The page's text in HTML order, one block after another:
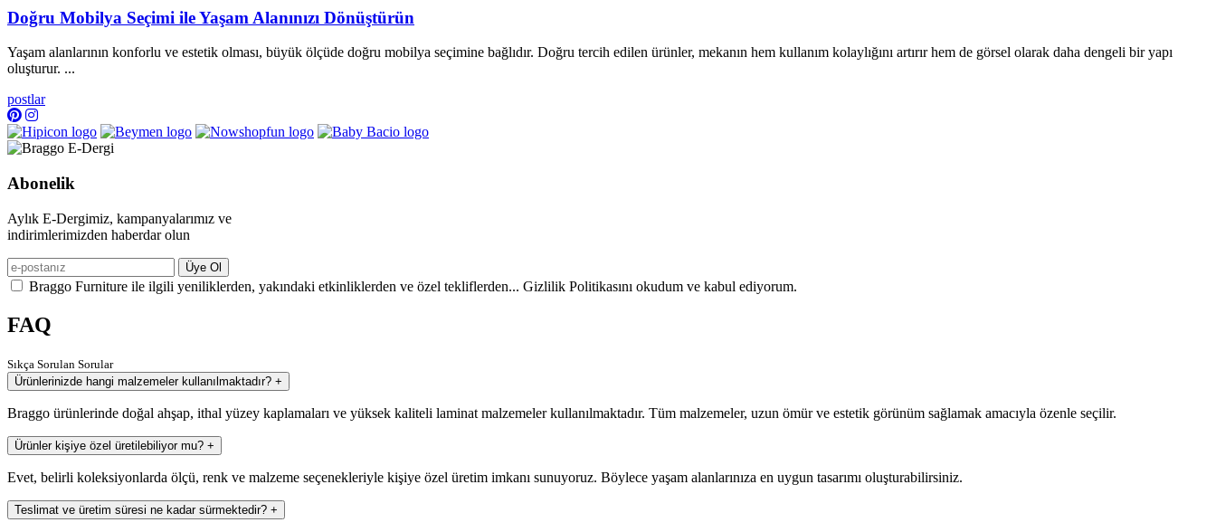
Doğru Mobilya Seçimi ile Yaşam Alanınızı Dönüştürün
Yaşam alanlarının konforlu ve estetik olması, büyük ölçüde doğru mobilya seçimine bağlıdır. Doğru tercih edilen ürünler, mekanın hem kullanım kolaylığını artırır hem de görsel olarak daha dengeli bir yapı
oluşturur. ...
postlar
Abonelik
Aylık E-Dergimiz, kampanyalarımız ve
indirimlerimizden haberdar olun
Üye Ol
Braggo Furniture ile ilgili yeniliklerden, yakındaki etkinliklerden ve özel tekliflerden... Gizlilik Politikasını okudum ve kabul ediyorum.
FAQ
Sıkça Sorulan Sorular
Ürünlerinizde hangi malzemeler kullanılmaktadır? +
Braggo ürünlerinde doğal ahşap, ithal yüzey kaplamaları ve yüksek kaliteli laminat malzemeler kullanılmaktadır. Tüm malzemeler, uzun ömür ve estetik görünüm sağlamak amacıyla özenle seçilir.
Ürünler kişiye özel üretilebiliyor mu? +
Evet, belirli koleksiyonlarda ölçü, renk ve malzeme seçenekleriyle kişiye özel üretim imkanı sunuyoruz. Böylece yaşam alanlarınıza en uygun tasarımı oluşturabilirsiniz.
Teslimat ve üretim süresi ne kadar sürmektedir? +